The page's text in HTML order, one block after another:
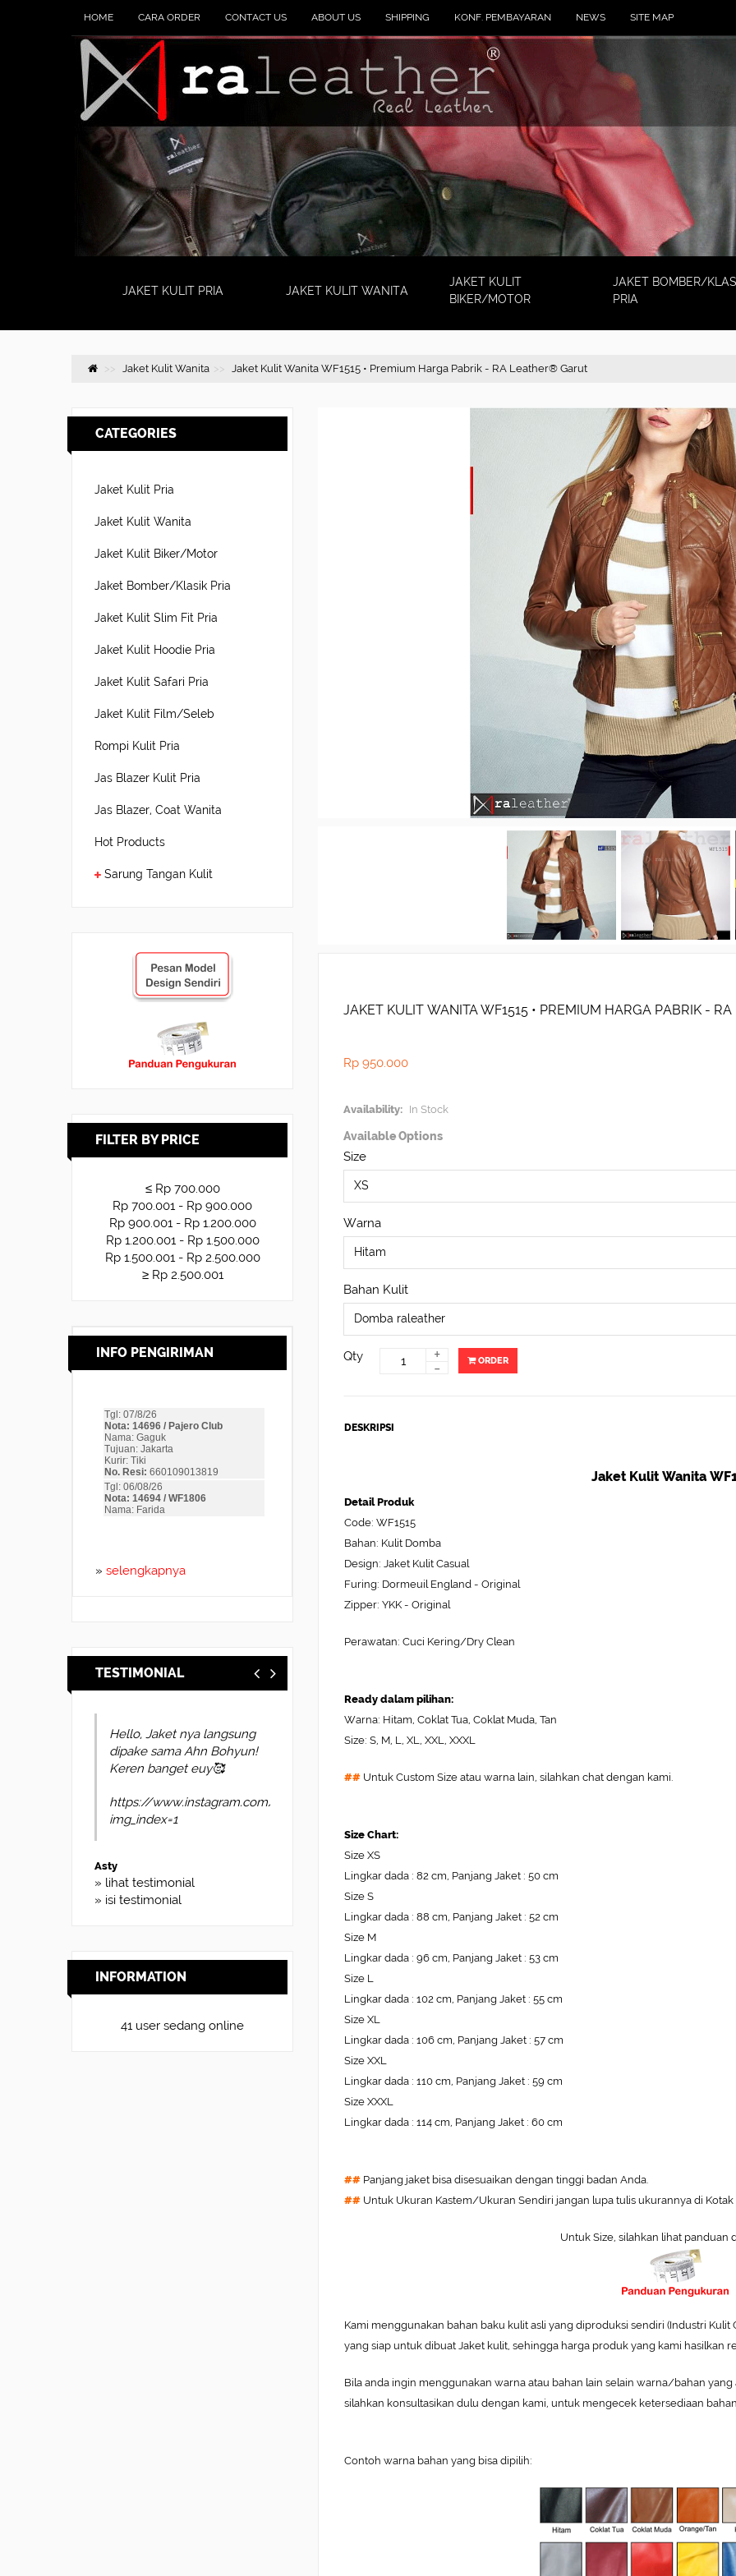
HOME CARA ORDER CONTACT US ABOUT US SHIPPING KONF. PEMBAYARAN NEWS SITE MAP
JAKET KULIT PRIA JAKET KULIT WANITA
JAKET KULIT
BIKER/MOTOR
JAKET BOMBER/
PRIA
Jaket Kulit Wanita Jaket Kulit Wanita WF1515 • Premium Harga Pabrik - RA Leather® Garut
CATEGORIES
Jaket Kulit Pria
Jaket Kulit Wanita
Jaket Kulit Biker/Motor
Jaket Bomber/Klasik Pria
Jaket Kulit Slim Fit Pria
Jaket Kulit Hoodie Pria
Jaket Kulit Safari Pria
Jaket Kulit Film/Seleb
Rompi Kulit Pria
Jas Blazer Kulit Pria
Jas Blazer, Coat Wanita
Hot Products
Sarung Tangan Kulit
FILTER BY PRICE
≤ Rp 700.000
Rp 700.001 - Rp 900.000
Rp 900.001 - Rp 1.200.000
Rp 1.200.001 - Rp 1.500.000
Rp 1.500.001 - Rp 2.500.000
≥ Rp 2.500.001
INFO PENGIRIMAN
» selengkapnya
TESTIMONIAL
suerr ini ga nyesel beli
nya bro bahan nya bagus
pas di badan cepet lagi
» lihat testimonial
» isi testimonial
INFORMATION
41 user sedang online
JAKET KULIT WANITA WF1515 • PREMIUM HARGA PABRIK -
Rp 950.000
Availability: In Stock
Available Options
Size
Warna
Bahan Kulit
Qty +
- ORDER
DESKRIPSI
Jaket Kulit Wanita
Detail Produk
Code: WF1515
Bahan: Kulit Domba
Design: Jaket Kulit Casual
Furing: Dormeuil England - Original
Zipper: YKK - Original
Perawatan: Cuci Kering/Dry Clean
Ready dalam pilihan:
Warna: Hitam, Coklat Tua, Coklat Muda, Tan
Size: S, M, L, XL, XXL, XXXL
## Untuk Custom Size atau warna lain, silahkan chat dengan kami.
Size Chart:
Size XS
Lingkar dada : 82 cm, Panjang Jaket : 50 cm
Size S
Lingkar dada : 88 cm, Panjang Jaket : 52 cm
Size M
Lingkar dada : 96 cm, Panjang Jaket : 53 cm
Size L
Lingkar dada : 102 cm, Panjang Jaket : 55 cm
Size XL
Lingkar dada : 106 cm, Panjang Jaket : 57 cm
Size XXL
Lingkar dada : 110 cm, Panjang Jaket : 59 cm
Size XXXL
Lingkar dada : 114 cm, Panjang Jaket : 60 cm
## Panjang jaket bisa disesuaikan dengan tinggi badan Anda.
## Untuk Ukuran Kastem/Ukuran Sendiri jangan lupa tulis ukurannya di Kotak
Untuk Size, silahkan lihat panduan
Kami menggunakan bahan baku kulit asli yang diproduksi sendiri (Industri
yang siap untuk dibuat Jaket kulit, sehingga harga produk yang kami hasilkan
Bila anda ingin menggunakan warna atau bahan lain selain warna/bahan
silahkan konsultasikan dulu dengan kami, untuk mengecek ketersediaan
Contoh warna bahan yang bisa dipilih: